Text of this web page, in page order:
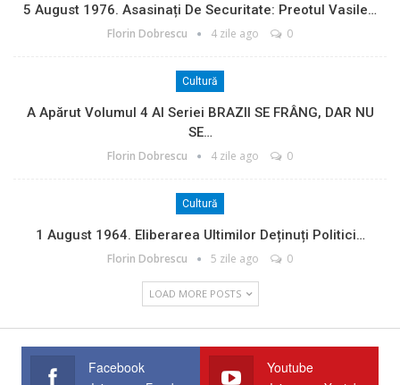
5 August 1976. Asasinați De Securitate: Preotul Vasile…
Florin Dobrescu 4 zile ago 0
Cultură
A Apărut Volumul 4 Al Seriei BRAZII SE FRÂNG, DAR NU
SE…
Florin Dobrescu 4 zile ago 0
Cultură
1 August 1964. Eliberarea Ultimilor Deținuți Politici…
Florin Dobrescu 5 zile ago 0
LOAD MORE POSTS
Facebook Youtube